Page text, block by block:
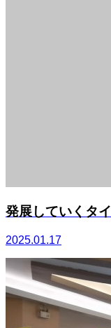
発展していくタイ
2025.01.17